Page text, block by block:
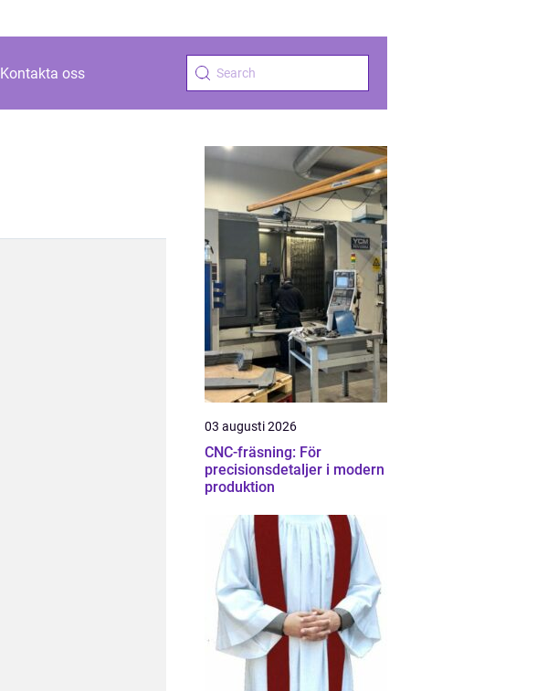
Kontakta oss
03 augusti 2026
CNC-fräsning: För
precisionsdetaljer i modern
produktion